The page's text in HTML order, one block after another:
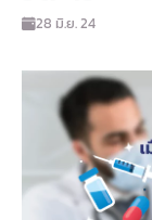
28 มิ.ย. 24